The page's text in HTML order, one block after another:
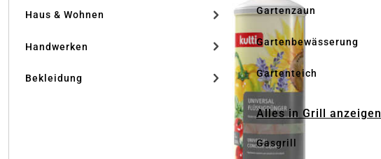
Haus & Wohnen
Handwerken
Bekleidung
Gartenzaun
Gartenbewässerung
Gartenteich
Alles in Grill anzeigen
Gasgrill